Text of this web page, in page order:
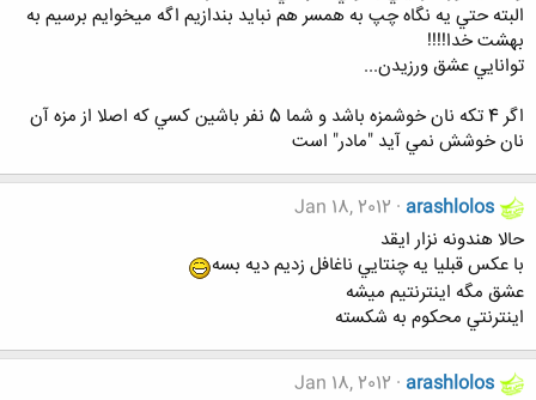
البته حتي يه نگاه چپ به همسر هم نبايد بندازيم اگه ميخوايم برسيم به
بهشت خدا!!!!
توانايي عشق ورزيدن...
اگر 4 تكه نان خوشمزه باشد و شما 5 نفر باشين كسي كه اصلا از مزه آن
نان خوشش نمي آيد "مادر" است
arashlolos
Jan 18, 2012
حالا هندونه نزار ايقد
با عكس قبليا يه چنتايي ناغافل زديم ديه بسه
عشق مگه اينترنتيم ميشه
اينترنتي محكوم به شكسته
arashlolos
Jan 18, 2012